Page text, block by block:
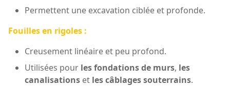
Permettent une excavation ciblée et profonde.
Fouilles en rigoles :
Creusement linéaire et peu profond.
Utilisées pour les fondations de murs, les
canalisations et les câblages souterrains.